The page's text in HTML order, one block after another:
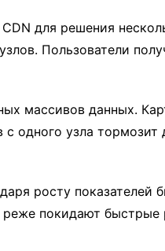
для решения
Пользователи
массивов данных.
одного узла
росту
покидают